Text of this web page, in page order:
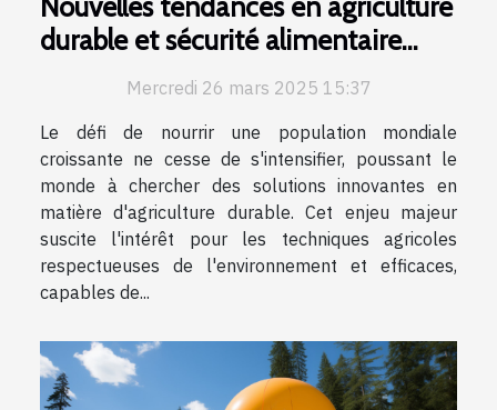
durable et sécurité alimentaire
mondialeMercredi 26 mars 2025 15:37
Le défi de nourrir une population mondiale
croissante ne cesse de s'intensifier, poussant le
monde à chercher des solutions innovantes en
matière d'agriculture durable. Cet enjeu majeur
suscite l'intérêt pour les techniques agricoles
respectueuses de l'environnement et efficaces,
capables de...